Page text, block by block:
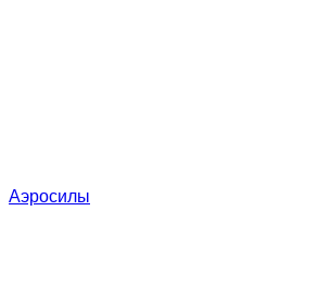
Аэросилы